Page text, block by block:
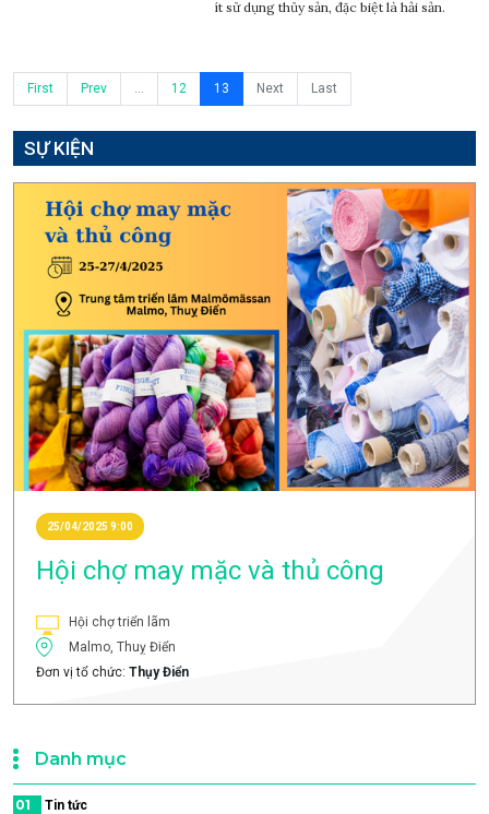
ít sử dụng thủy sản, đặc biệt là hải sản.
First Prev ... 12 13 Next Last
SỰ KIỆN
25/04/2025 9:00
Hội chợ may mặc và thủ công
Hội chợ triển lãm
Malmo, Thuỵ Điển
Đơn vị tổ chức: Thụy Điển
Danh mục
01 Tin tức